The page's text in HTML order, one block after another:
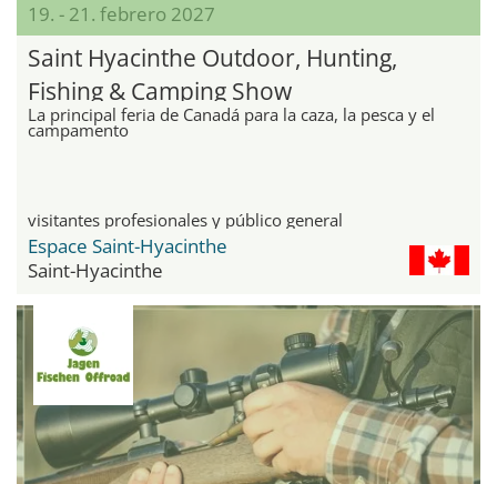
19. - 21. febrero 2027
Saint Hyacinthe Outdoor, Hunting,
Fishing & Camping Show
La principal feria de Canadá para la caza, la pesca y el
campamento
visitantes profesionales y público general
Espace Saint-Hyacinthe
Saint-Hyacinthe